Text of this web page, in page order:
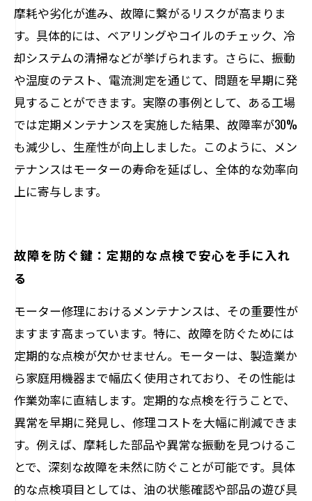
摩耗や劣化が進み、故障に繋がるリスクが高まりま
す。具体的には、ベアリングやコイルのチェック、冷
却システムの清掃などが挙げられます。さらに、振動
や温度のテスト、電流測定を通じて、問題を早期に発
見することができます。実際の事例として、ある工場
では定期メンテナンスを実施した結果、故障率が30%
も減少し、生産性が向上しました。このように、メン
テナンスはモーターの寿命を延ばし、全体的な効率向
上に寄与します。
故障を防ぐ鍵：定期的な点検で安心を手に入れ
る
モーター修理におけるメンテナンスは、その重要性が
ますます高まっています。特に、故障を防ぐためには
定期的な点検が欠かせません。モーターは、製造業か
ら家庭用機器まで幅広く使用されており、その性能は
作業効率に直結します。定期的な点検を行うことで、
異常を早期に発見し、修理コストを大幅に削減できま
す。例えば、摩耗した部品や異常な振動を見つけるこ
とで、深刻な故障を未然に防ぐことが可能です。具体
的な点検項目としては、油の状態確認や部品の遊び具